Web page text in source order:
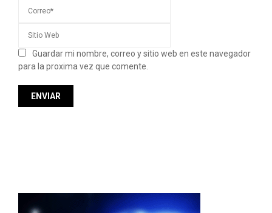
Guardar mi nombre, correo y sitio web en este navegador
para la proxima vez que comente.